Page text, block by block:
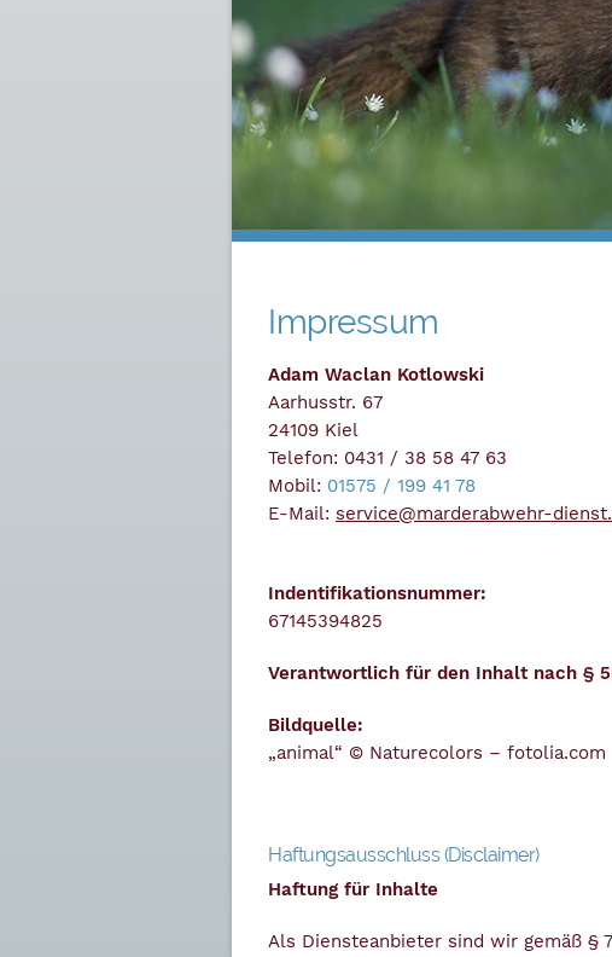
Impressum
Adam Waclan Kotlowski
Aarhusstr. 67
24109 Kiel
Telefon: 0431 / 38 58 47 63
Mobil: 01575 / 199 41 78
E-Mail: service@marderabwehr-
Indentifikationsnummer:
67145394825
Verantwortlich für den Inhalt nach §
Bildquelle:
„animal“ © Naturecolors – fotolia.com
Haftungsausschluss (Disclaimer)
Haftung für Inhalte
Als Diensteanbieter sind wir gemäß §